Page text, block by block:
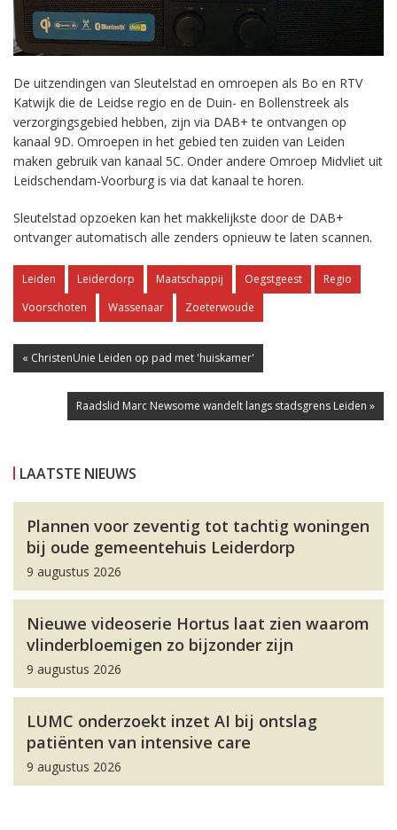
De uitzendingen van Sleutelstad en omroepen als Bo en RTV
Katwijk die de Leidse regio en de Duin- en Bollenstreek als
verzorgingsgebied hebben, zijn via DAB+ te ontvangen op
kanaal 9D. Omroepen in het gebied ten zuiden van Leiden
maken gebruik van kanaal 5C. Onder andere Omroep Midvliet uit
Leidschendam-Voorburg is via dat kanaal te horen.
Sleutelstad opzoeken kan het makkelijkste door de DAB+
ontvanger automatisch alle zenders opnieuw te laten scannen.
Leiden Leiderdorp Maatschappij Oegstgeest
Regio
Voorschoten
Wassenaar Zoeterwoude
« ChristenUnie Leiden op pad met 'huiskamer'
Raadslid Marc Newsome wandelt langs stadsgrens Leiden »
LAATSTE NIEUWS
Plannen voor zeventig tot tachtig woningen
bij oude gemeentehuis Leiderdorp
9 augustus 2026
Nieuwe videoserie Hortus laat zien waarom
vlinderbloemigen zo bijzonder zijn
9 augustus 2026
LUMC onderzoekt inzet AI bij ontslag
patiënten van intensive care
9 augustus 2026